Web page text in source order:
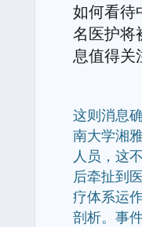
如何看待
名医护将
息值得关
这则消息
南大学湘
人员，这
后牵扯到
疗体系运
剖析。事